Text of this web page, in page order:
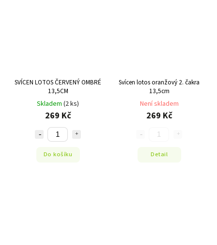
SVÍCEN LOTOS ČERVENÝ OMBRÉ
13,5CM
Skladem (2 ks)
269 Kč
Do košíku
Svícen lotos oranžový 2. čakra
13,5cm
Není skladem
269 Kč
Detail